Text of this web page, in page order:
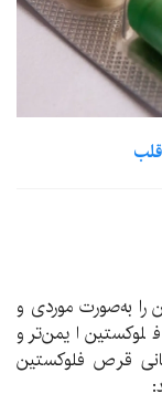
را به‌صورت موردی و
ایمن‌تر و
قرص فلوکستین